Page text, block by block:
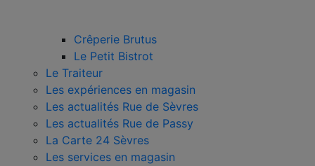
Crêperie Brutus
Le Petit Bistrot
Le Traiteur
Les expériences en magasin
Les actualités Rue de Sèvres
Les actualités Rue de Passy
La Carte 24 Sèvres
Les services en magasin